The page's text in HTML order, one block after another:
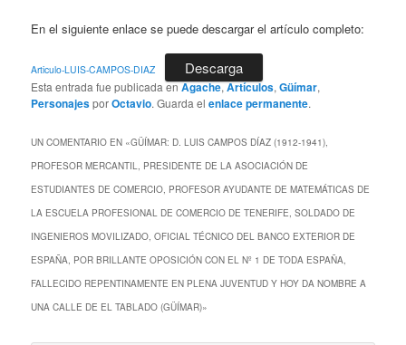
En el siguiente enlace se puede descargar el artículo completo:
Articulo-LUIS-CAMPOS-DIAZ Descarga
Esta entrada fue publicada enAgache,Artículos,Güímar,
PersonajesporOctavio. Guarda elenlace permanente.
UN COMENTARIO EN «GÜÍMAR: D. LUIS CAMPOS DÍAZ (1912-1941),
PROFESOR MERCANTIL, PRESIDENTE DE LA ASOCIACIÓN DE
ESTUDIANTES DE COMERCIO, PROFESOR AYUDANTE DE MATEMÁTICAS DE
LA ESCUELA PROFESIONAL DE COMERCIO DE TENERIFE, SOLDADO DE
INGENIEROS MOVILIZADO, OFICIAL TÉCNICO DEL BANCO EXTERIOR DE
ESPAÑA, POR BRILLANTE OPOSICIÓN CON EL Nº 1 DE TODA ESPAÑA,
FALLECIDO REPENTINAMENTE EN PLENA JUVENTUD Y HOY DA NOMBRE A
UNA CALLE DE EL TABLADO (GÜÍMAR)»